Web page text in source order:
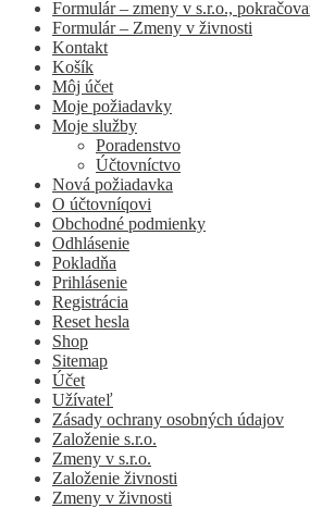
Formulár – zmeny v s.r.o.,
Formulár – Zmeny v živnosti
Kontakt
Košík
Môj účet
Moje požiadavky
Moje služby
Poradenstvo
Účtovníctvo
Nová požiadavka
O účtovníqovi
Obchodné podmienky
Odhlásenie
Pokladňa
Prihlásenie
Registrácia
Reset hesla
Shop
Sitemap
Účet
Užívateľ
Zásady ochrany osobných údajov
Založenie s.r.o.
Zmeny v s.r.o.
Založenie živnosti
Zmeny v živnosti